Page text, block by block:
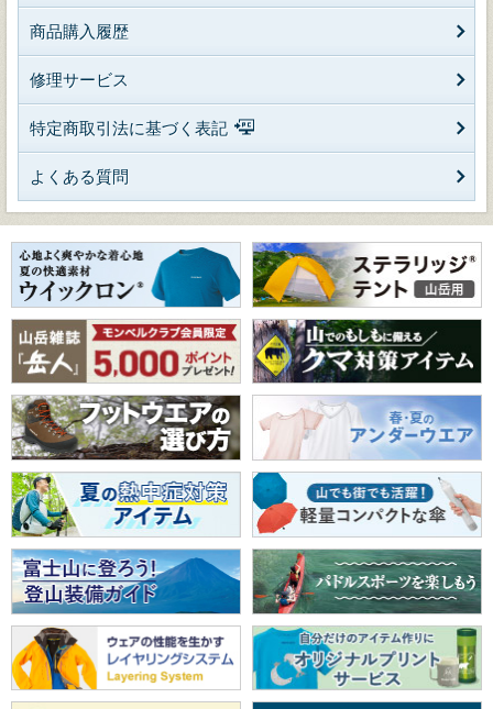
商品購入履歴
修理サービス
特定商取引法に基づく表記
よくある質問